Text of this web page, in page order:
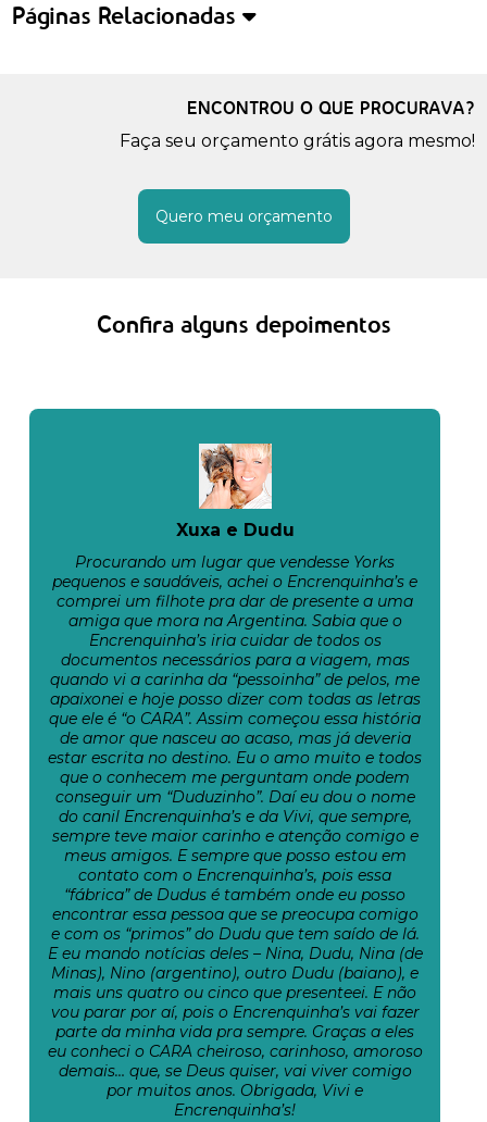
Páginas Relacionadas
ENCONTROU O QUE PROCURAVA?
Faça seu orçamento grátis agora mesmo!
Quero meu orçamento
Confira alguns depoimentos
Xuxa e Dudu
Procurando um lugar que vendesse Yorks
pequenos e saudáveis, achei o Encrenquinha’s e
comprei um filhote pra dar de presente a uma
amiga que mora na Argentina. Sabia que o
Encrenquinha’s iria cuidar de todos os
documentos necessários para a viagem, mas
quando vi a carinha da “pessoinha” de pelos, me
apaixonei e hoje posso dizer com todas as letras
que ele é “o CARA”. Assim começou essa história
de amor que nasceu ao acaso, mas já deveria
estar escrita no destino. Eu o amo muito e todos
que o conhecem me perguntam onde podem
conseguir um “Duduzinho”. Daí eu dou o nome
do canil Encrenquinha’s e da Vivi, que sempre,
sempre teve maior carinho e atenção comigo e
meus amigos. E sempre que posso estou em
contato com o Encrenquinha’s, pois essa
“fábrica” de Dudus é também onde eu posso
encontrar essa pessoa que se preocupa comigo
e com os “primos” do Dudu que tem saído de lá.
E eu mando notícias deles – Nina, Dudu, Nina (de
Minas), Nino (argentino), outro Dudu (baiano), e
mais uns quatro ou cinco que presenteei. E não
vou parar por aí, pois o Encrenquinha’s vai fazer
parte da minha vida pra sempre. Graças a eles
eu conheci o CARA cheiroso, carinhoso, amoroso
demais… que, se Deus quiser, vai viver comigo
por muitos anos. Obrigada, Vivi e
Encrenquinha’s!